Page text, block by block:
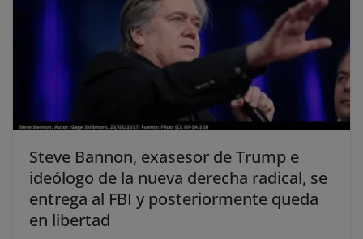
Steve Bannon, exasesor de Trump e
ideólogo de la nueva derecha radical, se
entrega al FBI y posteriormente queda
en libertad